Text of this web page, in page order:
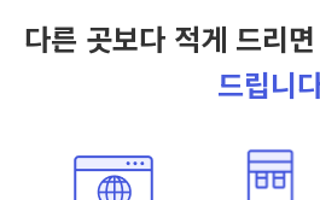
다른 곳보다 적게 드리면
드립니